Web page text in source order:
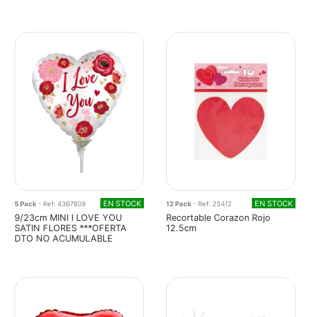
5 Pack - Ref: 4367809 EN STOCK
9/23cm MINI I LOVE YOU
SATIN FLORES ***OFERTA
DTO NO ACUMULABLE
12 Pack - Ref: 25412 EN STOCK
Recortable Corazon Rojo
12.5cm